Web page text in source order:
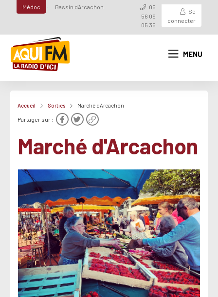
Médoc Bassin d'Arcachon
05
56 09
05 35
Se
connecter
MENU
Accueil Sorties Marché d'Arcachon
Partager sur :
Marché d'Arcachon